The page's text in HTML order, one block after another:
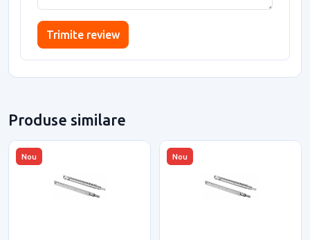
Trimite review
Produse similare
Nou Nou